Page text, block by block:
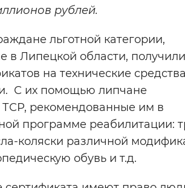
Синий фон
Изображения
Включены Выключены
Остановить
рублей.
льготной категории,
Липецкой области, получили
на технические
С их помощью липчане
рекомендованные им в
программе реабилитации:
коляски различной
обувь и т.д.